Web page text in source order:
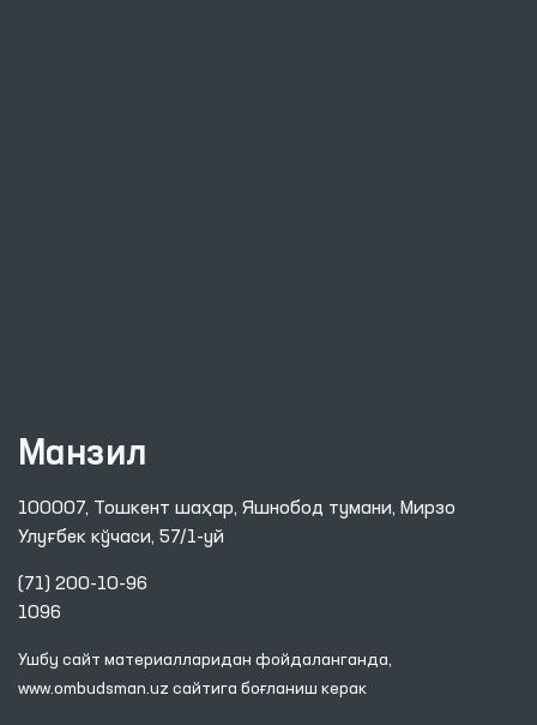
Манзил
100007, Тошкент шаҳар, Яшнобод тумани, Мирзо
Улуғбек кўчаси, 57/1-уй
(71) 200-10-96
1096
Ушбу сайт материалларидан фойдаланганда,
www.ombudsman.uz сайтига боғланиш керак